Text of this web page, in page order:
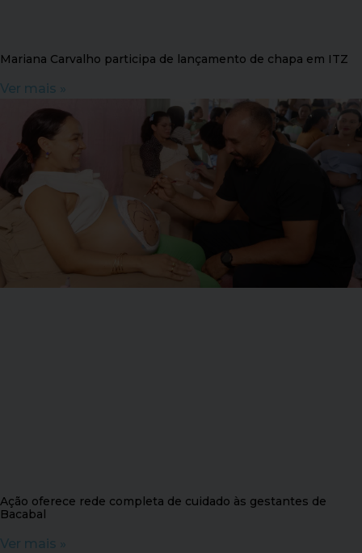
Mariana Carvalho participa de lançamento de chapa em ITZ
Ver mais »
Ação oferece rede completa de cuidado às gestantes de
Bacabal
Ver mais »